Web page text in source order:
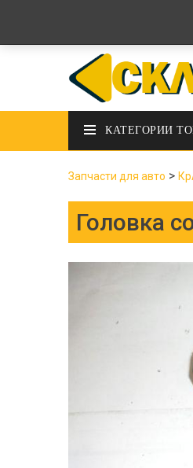
КАТЕГОРИИ
Запчасти для авто >
Головка